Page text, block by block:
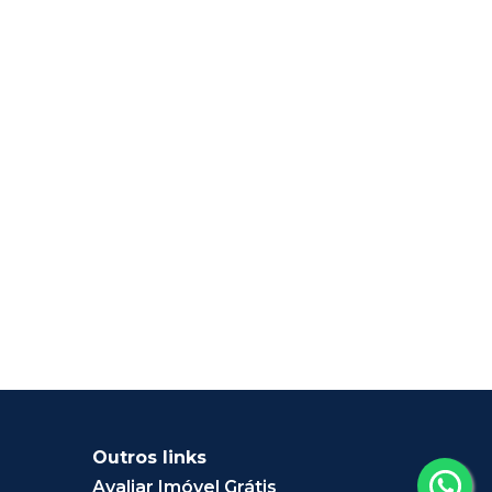
Outros links
Avaliar Imóvel Grátis